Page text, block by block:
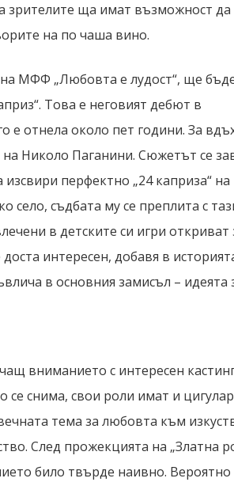
зрителите ща имат възможност да
на по чаша вино.
МФФ „Любовта е лудост“, ще
Това е неговият дебют в
е отнела около пет години. За
Николо Паганини. Сюжетът се
перфектно „24 каприза“ на
село, съдбата му се преплита с
в детските си игри откриват
интересен, добавя в
в основния замисъл – идеята
вниманието с интересен
се снима, свои роли имат и
тема за любовта към
След прожекцията на „Златна
било твърде наивно.